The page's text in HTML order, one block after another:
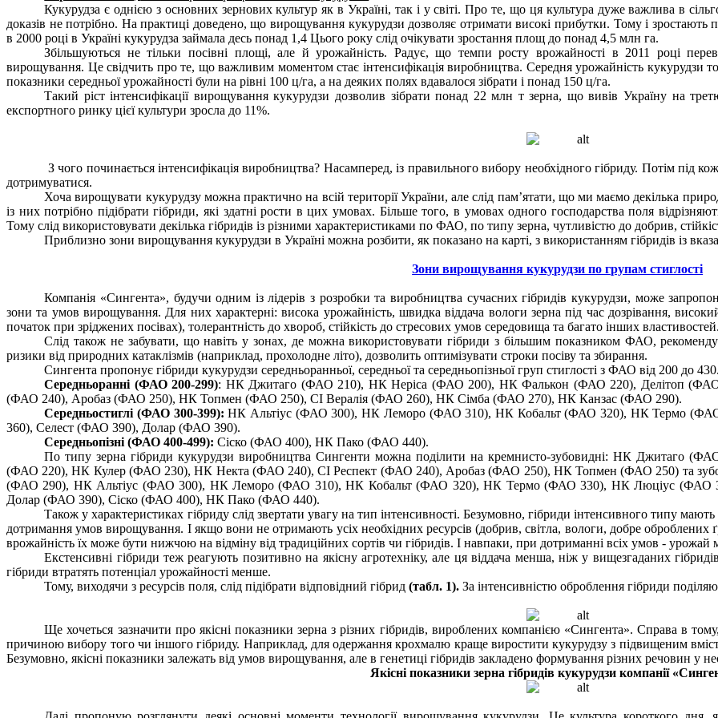
Кукурудза є однією з основних зернових культур як в Україні, так і у світі. Про те, що ця культура дуже важлива в
доказів не потрібно. На практиці доведено, що вирощування кукурудзи дозволяє отримати високі прибутки. Тому і
в 2000 році в Україні кукурудза займала десь понад 1,4 Цього року слід очікувати зростання площ до понад 4,5 млн га.
Збільшуються не тільки посівні площі, але й урожайність. Радує, що темпи росту врожайності в 2011 році
вирощування. Це свідчить про те, що важливим моментом стає інтенсифікація виробництва. Середня урожайність кукурудзи
показники середньої урожайності були на рівні 100 ц/га, а на деяких полях вдавалося зібрати і понад 150 ц/га.
Такий ріст інтенсифікації вирощування кукурудзи дозволив зібрати понад 22 млн т зерна, що вивів Україну на
експортного ринку цієї культури зросла до 11%.
З чого починається інтенсифікація виробництва? Насамперед, із правильного вибору необхідного гібриду. Потім під
дотримуватися.
Хоча вирощувати кукурудзу можна практично на всій території України, але слід пам’ятати, що ми маємо декілька
із них потрібно підібрати гібриди, які здатні рости в цих умовах. Більше того, в умовах одного господарства поля
Тому слід використовувати декілька гібридів із різними характеристиками по ФАО, по типу зерна, чутливістю до добрив,
Приблизно зони вирощування кукурудзи в Україні можна розбити, як показано на карті, з використанням гібридів із
Зони вирощування кукурудзи по групам стиглості
Компанія «Сингента», будучи одним із лідерів з розробки та виробництва сучасних гібридів кукурудзи, може
зони та умов вирощування. Для них характерні: висока урожайність, швидка віддача вологи зерна під час дозрівання,
початок при зріджених посівах), толерантність до хвороб, стійкість до стресових умов середовища та багато інших
Слід також не забувати, що навіть у зонах, де можна використовувати гібриди з більшим показником ФАО,
ризики від природних катаклізмів (наприклад, прохолодне літо), дозволить оптимізувати строки посіву та збирання.
Сингента пропонує гібриди кукурудзи середньоранньої, середньої та середньопізньої груп стиглості з ФАО від 200 до
Середньоранні (ФАО 200-299): НК Джитаго (ФАО 210), НК Неріса (ФАО 200), НК Фалькон (ФАО 220), Делітоп
(ФАО 240), Аробаз (ФАО 250), НК Топмен (ФАО 250), СІ Вералія (ФАО 260), НК Сімба (ФАО 270), НК Канзас (ФАО 290).
Середньостиглі (ФАО 300-399):НК Альтіус (ФАО 300), НК Леморо (ФАО 310), НК Кобальт (ФАО 320), НК Термо
360), Селест (ФАО 390), Долар (ФАО 390).
Середньопізні (ФАО 400-499):Сіско (ФАО 400), НК Пако (ФАО 440).
По типу зерна гібриди кукурудзи виробництва Сингенти можна поділити на кремнисто-зубовидні: НК
(ФАО 220), НК Кулер (ФАО 230), НК Некта (ФАО 240), СІ Респект (ФАО 240), Аробаз (ФАО 250), НК Топмен (ФАО 250) та
(ФАО 290), НК Альтіус (ФАО 300), НК Леморо (ФАО 310), НК Кобальт (ФАО 320), НК Термо (ФАО 330), НК Люціус (ФАО
Долар (ФАО 390), Сіско (ФАО 400), НК Пако (ФАО 440).
Також у характеристиках гібриду слід звертати увагу на тип інтенсивності. Безумовно, гібриди інтенсивного типу
дотримання умов вирощування. І якщо вони не отримають усіх необхідних ресурсів (добрив, світла, вологи, добре оброблених
врожайність їх може бути нижчою на відміну від традиційних сортів чи гібридів. І навпаки, при дотриманні всіх умов - урожай
Екстенсивні гібриди теж реагують позитивно на якісну агротехніку, але ця віддача менша, ніж у вищезгаданих
гібриди втратять потенціал урожайності менше.
Тому, виходячи з ресурсів поля, слід підібрати відповідний гібрид(табл. 1). За інтенсивністю оброблення гібриди
Ще хочеться зазначити про якісні показники зерна з різних гібридів, вироблених компанією «Сингента». Справа в
причиною вибору того чи іншого гібриду. Наприклад, для одержання крохмалю краще виростити кукурудзу з підвищеним
Безумовно, якісні показники залежать від умов вирощування, але в генетиці гібридів закладено формування різних речовин у
Якісні показники зерна гібридів кукурудзи компанії